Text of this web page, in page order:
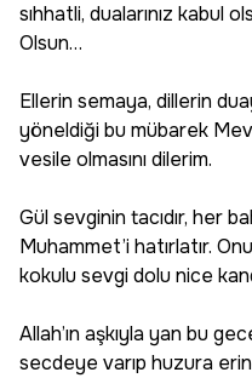
sıhhatli, dualarınız kabul
Olsun…
Ellerin semaya, dillerin
yöneldiği bu mübarek
vesile olmasını dilerim.
Gül sevginin tacıdır, her
Muhammet’i hatırlatır.
kokulu sevgi dolu nice
Allah’ın aşkıyla yan bu
secdeye varıp huzura